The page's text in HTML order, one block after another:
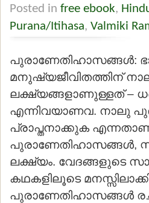
Posted in free ebook,
Purana/Itihasa, Valmiki
പുരാണേതിഹാസങ്ങള്‍:
മനുഷ്യജീവിതത്തിന്
ലക്ഷ്യങ്ങളാണുള്ളത് –
എന്നിവയാണവ. നാലു
പ്രാപ്തനാക്കുക
പുരാണേതിഹാസങ്ങള്‍,
ലക്ഷ്യം. വേദങ്ങളുടെ
കഥകളിലൂടെ
പുരാണേതിഹാസങ്ങള്‍